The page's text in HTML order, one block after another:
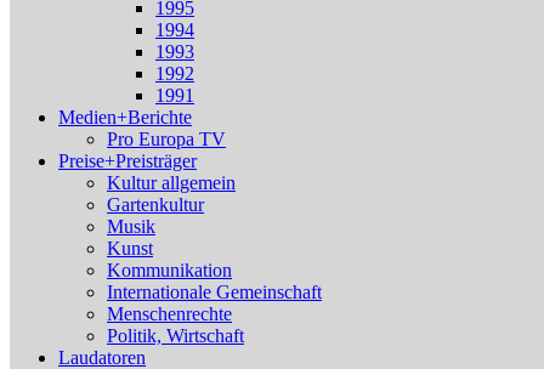
1995
1994
1993
1992
1991
Medien+Berichte
Pro Europa TV
Preise+Preisträger
Kultur allgemein
Gartenkultur
Musik
Kunst
Kommunikation
Internationale Gemeinschaft
Menschenrechte
Politik, Wirtschaft
Laudatoren